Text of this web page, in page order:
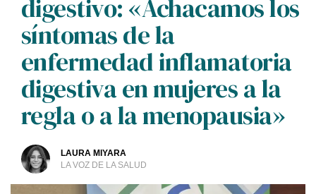
digestivo: «Achacamos los
síntomas de la
enfermedad inflamatoria
digestiva en mujeres a la
regla o a la menopausia»
LAURA MIYARA
LA VOZ DE LA SALUD